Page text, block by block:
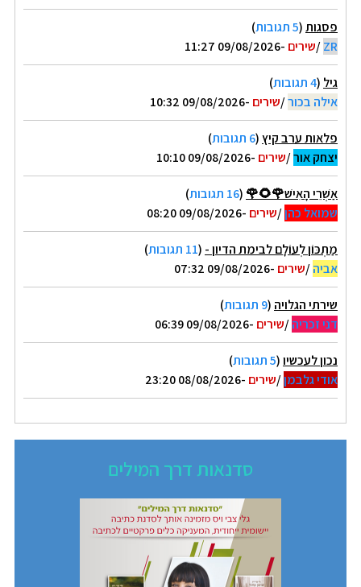
פסגות(5 תגובות
)
ZR
/שירים -09/08/2026 11:27
גיל (4 תגובות
)
אילה בכור/שירים -09/08/2026 10:32
פלאות ערב קיץ(6 תגובות
)
יצחק אור/שירים -09/08/2026 10:10
אַשְׁרֵי הָאִישׁ🌹🌻🌹 (16 תגובות
)
שמואל כהן/שירים -09/08/2026 08:20
מַתְכּוֹן לְעוֹלָם לבימת הדיון - (11 תגובות
)
אביה/שירים -09/08/2026 07:32
שירתי הגלויה (9 תגובות
)
דני זכריה/שירים -09/08/2026 06:39
נכון לעכשיו(5 תגובות
)
אודי גלבמן/שירים -08/08/2026 23:20
סדנאות דרך המילים